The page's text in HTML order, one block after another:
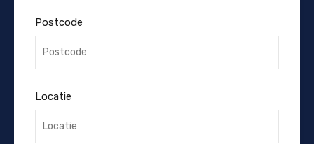
Postcode
Locatie